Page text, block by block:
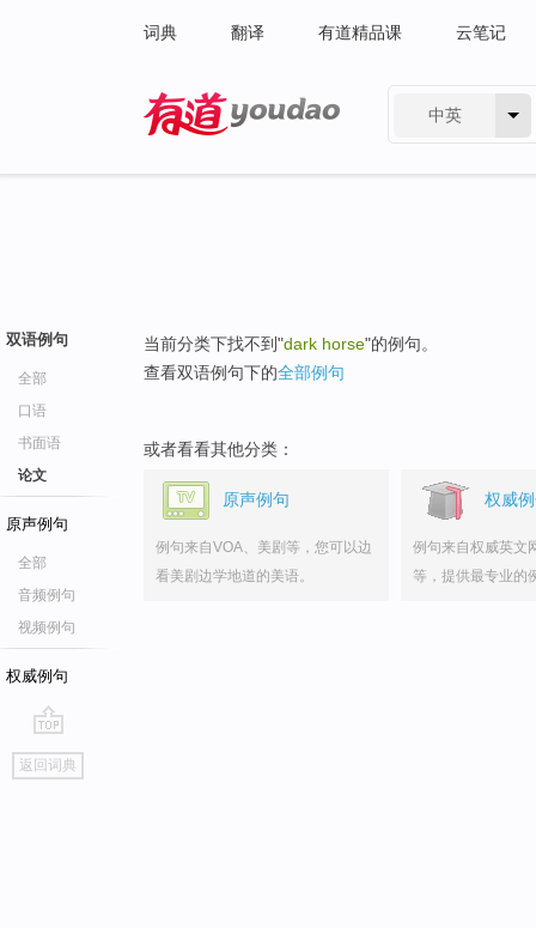
词典 翻译 有道精品课 云笔记
中英
双语例句
全部
口语
书面语
论文
原声例句
全部
音频例句
视频例句
权威例句
go
top
返回词典
当前分类下找不到"dark horse"的例句。
查看双语例句下的全部例句
或者看看其他分类：
原声例句
例句来自VOA、美剧等，您可以边
看美剧边学地道的美语。
权威
例句来自权威英文
等，提供最专业的